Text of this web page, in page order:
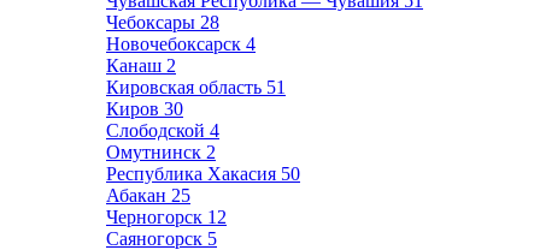
Чебоксары 28
Новочебоксарск 4
Канаш 2
Кировская область 51
Киров 30
Слободской 4
Омутнинск 2
Республика Хакасия 50
Абакан 25
Черногорск 12
Саяногорск 5